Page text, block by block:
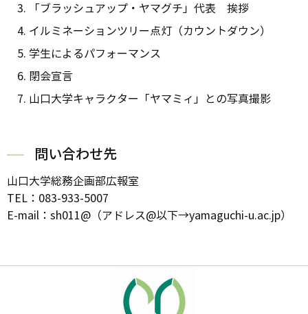
「ブラッシュアップ・ヤマグチ」代表 挨拶
イルミネーションツリー点灯（カウントダウン）
学生によるパフォーマンス
閉会宣言
山口大学キャラクター「ヤマミィ」との写真撮影
問い合わせ先
山口大学総務企画部広報室
TEL：083-933-5007
E-mail：sh011@（アドレス@以下→yamaguchi-u.ac.jp）